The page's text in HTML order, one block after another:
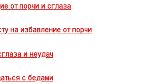
от порчи и сглаза
на избавление от порчи
и неудач
с бедами